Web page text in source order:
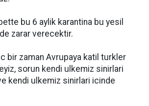
bu 6 aylik karantina bu yesil
zarar verecektir.
bir zaman Avrupaya katil turkler
sorun kendi ulkemiz sinirlari
kendi ulkemiz sinirlari icinde